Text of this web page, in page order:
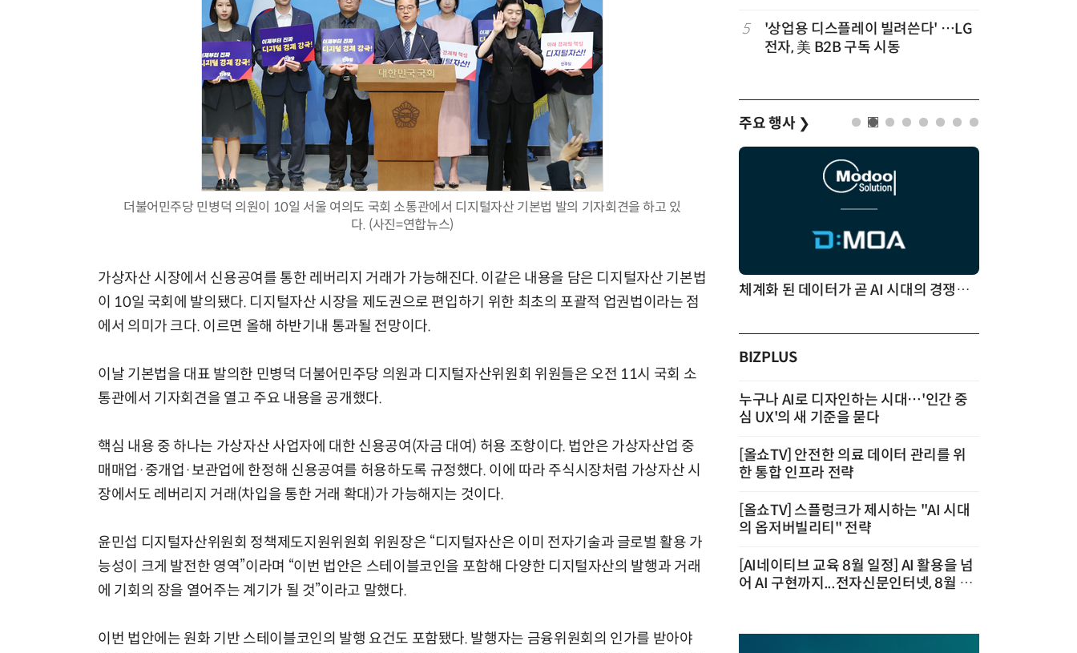
더불어민주당 민병덕 의원이 10일 서울 여의도 국회 소통관에서 디지털자산 기본법 발의 기자회견을 하고 있
다. (사진=연합뉴스)
가상자산 시장에서 신용공여를 통한 레버리지 거래가 가능해진다. 이같은 내용을 담은 디지털자산 기본법
이 10일 국회에 발의됐다. 디지털자산 시장을 제도권으로 편입하기 위한 최초의 포괄적 업권법이라는 점
에서 의미가 크다. 이르면 올해 하반기내 통과될 전망이다.
이날 기본법을 대표 발의한 민병덕 더불어민주당 의원과 디지털자산위원회 위원들은 오전 11시 국회 소
통관에서 기자회견을 열고 주요 내용을 공개했다.
핵심 내용 중 하나는 가상자산 사업자에 대한 신용공여(자금 대여) 허용 조항이다. 법안은 가상자산업 중
매매업·중개업·보관업에 한정해 신용공여를 허용하도록 규정했다. 이에 따라 주식시장처럼 가상자산 시
장에서도 레버리지 거래(차입을 통한 거래 확대)가 가능해지는 것이다.
윤민섭 디지털자산위원회 정책제도지원위원회 위원장은 “디지털자산은 이미 전자기술과 글로벌 활용 가
능성이 크게 발전한 영역”이라며 “이번 법안은 스테이블코인을 포함해 다양한 디지털자산의 발행과 거래
에 기회의 장을 열어주는 계기가 될 것”이라고 말했다.
이번 법안에는 원화 기반 스테이블코인의 발행 요건도 포함됐다. 발행자는 금융위원회의 인가를 받아야
10 한은 금 매입 나섰지만…개인투자자
는 금 투자 '외면'
5
'상업용 디스플레이 빌려쓴다' …LG
전자, 美 B2B 구독 시동
주요 행사 ❯
AI Native Enterprise를 지원하는 AI Ready Data 플랫폼 활용 전략 AI 시대의 옵저버빌리티: GPU·LLM 모니터링부터 AI 기반 장애 대응까지 체계화 된 데이터가 곧 AI 시대의 경쟁력이다
BIZPLUS
누구나 AI로 디자인하는 시대…'인간 중
심 UX'의 새 기준을 묻다
[올쇼TV] 안전한 의료 데이터 관리를 위
한 통합 인프라 전략
[올쇼TV] 스플렁크가 제시하는 "AI 시대
의 옵저버빌리티" 전략
[AI네이티브 교육 8월 일정] AI 활용을 넘
어 AI 구현까지...전자신문인터넷, 8월 실